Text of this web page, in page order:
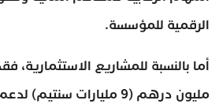
الرقمية للمؤسسة.
مليون درهم (9 مليارات